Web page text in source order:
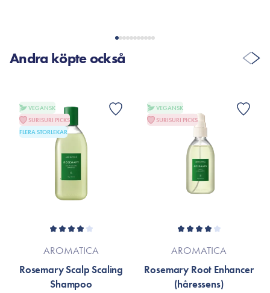
Andra köpte också
VEGANSK
SURISURI PICKS
FLERA STORLEKAR
AROMATICA
Rosemary Scalp Scaling
Shampoo
VEGANSK
SURISURI PICKS
AROMATICA
Rosemary Root Enhancer
(håressens)